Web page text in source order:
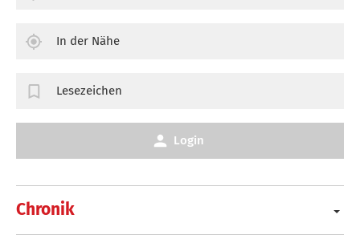
Chronik
In der Nähe
Lesezeichen
Login